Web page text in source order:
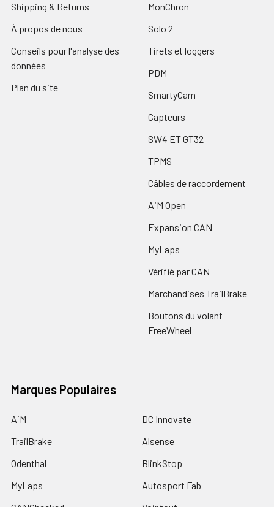
Shipping & Returns
À propos de nous
Conseils pour l'analyse des
données
Plan du site
MonChron
Solo 2
Tirets et loggers
PDM
SmartyCam
Capteurs
SW4 ET GT32
TPMS
Câbles de raccordement
AiM Open
Expansion CAN
MyLaps
Vérifié par CAN
Marchandises TrailBrake
Boutons du volant
FreeWheel
Marques Populaires
AiM
TrailBrake
Odenthal
MyLaps
DC Innovate
Alsense
BlinkStop
Autosport Fab